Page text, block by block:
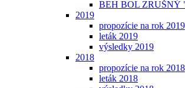
BEH BOL ZRUŠNÝ
2019
propozície na rok 2019
leták 2019
výsledky 2019
2018
propozície na rok 2018
leták 2018